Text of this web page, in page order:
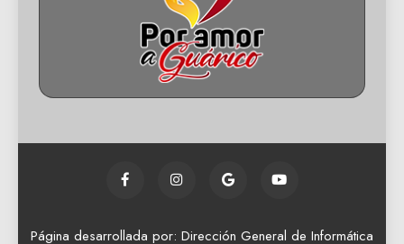
Página desarrollada por: Dirección General de Informática